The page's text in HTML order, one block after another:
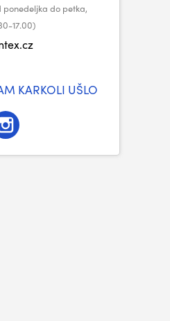
ponedeljka do petka,
17.00)
KARKOLI UŠLO